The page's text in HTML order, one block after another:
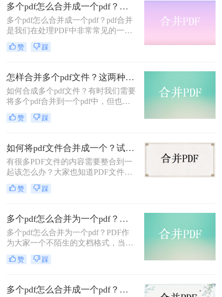
降低文件的总体大小，方便传输和存
储。今天针对文件合并的问题，下面
分享二个两个pdf文件怎么合并方法。
多个pdf怎么合并成一个pdf？分享合并PDF的五个方法
多个pdf怎么合并成一个pdf？pdf合并
是我们在处理PDF中非常常见的一个
操作。我们看似有很多方法能够实现
这一操作，但是真正适合自己的方法
的话，小编今天打算汇总五个比较适
合新手的快速方法，这样效率更高更
能解决问题。
赞 踩
怎样合并多个pdf文件？这两种秘方分享给你！
如何合成多个pdf文件？有时我们需要
将多个pdf合并到一个pdf中，但也有
一些朋友不知道如何合并，下面就为
大家分享合并多个pdf文档方法，看看
的朋友可以一起来了解下哦。
赞 踩
如何将pdf文件合并成一个？试试这二种方法！
有很多PDF文件的内容需要整合到一
起该怎么办？大家也知道PDF文件是
不易编辑的，想要将内容拼在一起还
真的不容易，不过我们可以选择将pdf
件合并成一个呢？下面一起看看吧。
赞 踩
多个pdf怎么合并为一个pdf？三种简单的方法教各位！
多个pdf怎么合并为一个pdf？PDF作
为大家一个不陌生的文档格式，当工
作需要分工合作的时候，大家都会选
择PDF格式保存下来，这是为什么
赞 踩
多个pdf怎么合并成一个pdf？两个方法轻松合并PDF